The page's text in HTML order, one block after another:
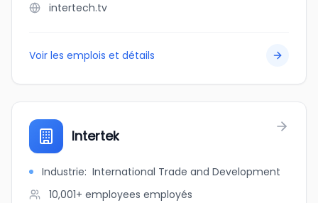
intertech.tv
Voir les emplois et détails
Intertek
Industrie: International Trade and Development
10,001+ employees employés